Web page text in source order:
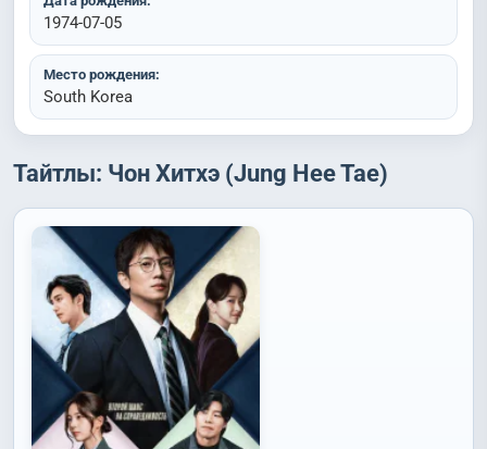
1974-07-05
Место рождения:
South Korea
Тайтлы: Чон Хитхэ (Jung Hee Tae)